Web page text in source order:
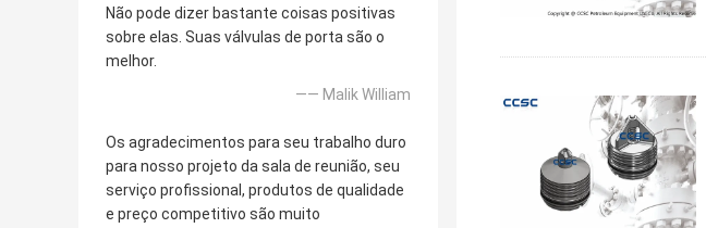
Não pode dizer bastante coisas positivas
sobre elas. Suas válvulas de porta são o
melhor.
—— Malik William
Os agradecimentos para seu trabalho duro
para nosso projeto da sala de reunião, seu
serviço profissional, produtos de qualidade
e preço competitivo são muito